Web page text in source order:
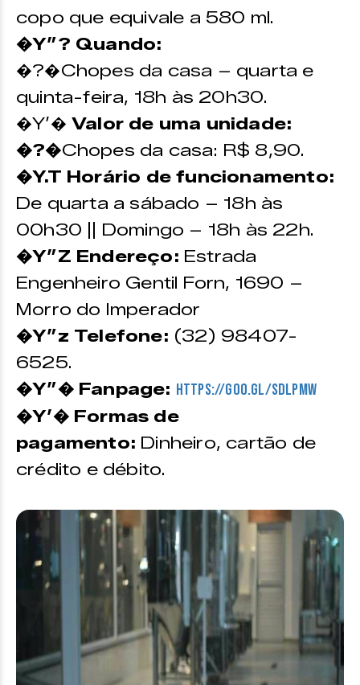
copo que equivale a 580 ml.
�Y”? Quando:
�?�Chopes da casa – quarta e
quinta-feira, 18h às 20h30.
�Y’� Valor de uma unidade:
�?�Chopes da casa: R$ 8,90.
�Y.T Horário de funcionamento:
De quarta a sábado – 18h às
00h30 || Domingo – 18h às 22h.
�Y”Z Endereço: Estrada
Engenheiro Gentil Forn, 1690 –
Morro do Imperador
�Y”z Telefone: (32) 98407-
6525.
�Y”� Fanpage: https://goo.gl/SdLPmw
�Y’� Formas de
pagamento: Dinheiro, cartão de
crédito e débito.